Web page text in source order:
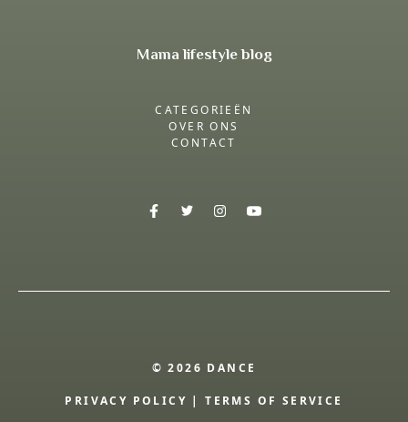
Mama lifestyle blog
CATEGORIEËN
OVER ONS
CONTACT
© 2026 DANCE
PRIVACY POLICY |TERMS OF SERVICE